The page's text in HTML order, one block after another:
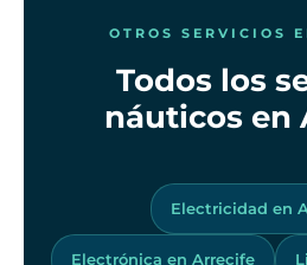
OTROS SERVICIOS
Todos los
náuticos en
Electricidad en
Electrónica en Arrecife